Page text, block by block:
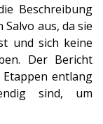
Beschreibung
aus, da sie
und sich keine
Der Bericht
entlang
sind, um